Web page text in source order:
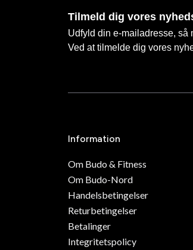
Tilmeld dig vores
Udfyld din e-mailadresse, så
Ved at tilmelde dig vores
Information
Om Budo & Fitness
Om Budo-Nord
Handelsbetingelser
Returbetingelser
Betalinger
Integritetspolicy